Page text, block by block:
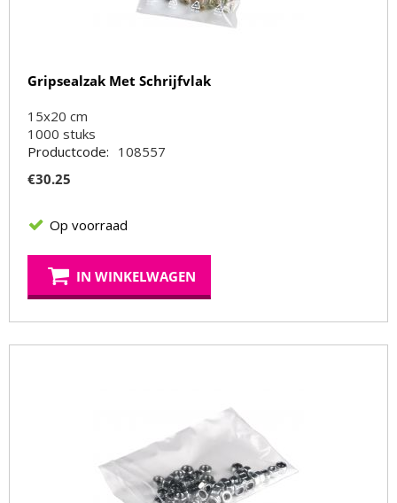
Gripsealzak Met Schrijfvlak
15x20 cm
1000 stuks
Productcode: 108557
€30.25
Op voorraad
IN WINKELWAGEN